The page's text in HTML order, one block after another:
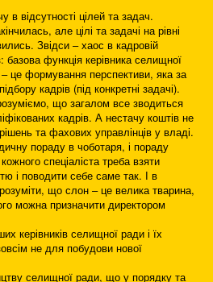
в відсутності цілей та задач.
але цілі та задачі на рівні
Звідси – хаос в кадровій
функція керівника селищної
– це формування перспективи, яка за
кадрів (під конкретні задачі).
що загалом все зводиться
кадрів. А нестачу коштів не
та фахових управлінців у владі.
пораду в чоботаря, і пораду
спеціаліста треба взяти
і поводити себе саме так. І в
розуміти, що слон – це велика тварина,
можна призначити директором
керівників селищної ради і їх
не для побудови нової
селищної ради, що у порядку та